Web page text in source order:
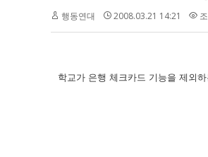
행동연대 2008.03.21 14:21
학교가 은행 체크카드 기능을 제외